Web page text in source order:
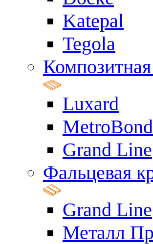
Katepal
Tegola
Luxard
MetroBond
Grand Line
Фальцевая
Grand Line
Металл